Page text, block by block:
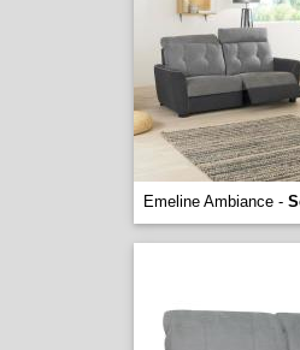
Emeline Ambiance -